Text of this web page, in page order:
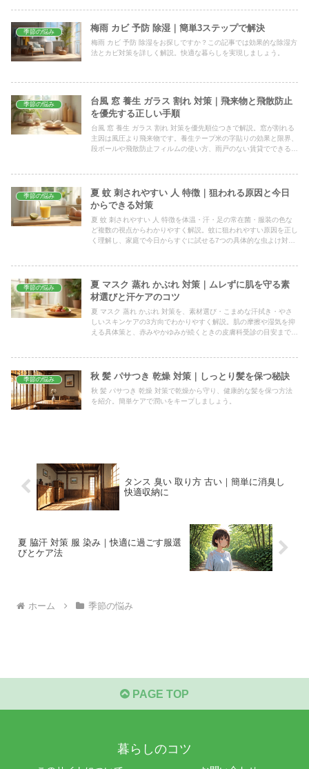
季節の悩み 梅雨 カビ 予防 除湿｜簡単3ステップで解決
梅雨 カビ 予防 除湿をお探しですか？この記事では効果的な除湿方
法とカビ対策を詳しく解説。快適な暮らしを実現しましょう。
季節の悩み
台風 窓 養生 ガラス 割れ 対策｜飛来物と飛散防止
を優先する正しい手順
台風 窓 養生 ガラス 割れ 対策を優先順位つきで解説。窓が割れる
主因は風圧より飛来物です。養生テープ米の字貼りの効果と限界、
段ボールや飛散防止フィルムの使い方、雨戸のない賃貸でできる工
季節の悩み
夏 蚊 刺されやすい 人 特徴｜狙われる原因と今日
からできる対策
夏 蚊 刺されやすい 人 特徴を体温・汗・足の常在菌・服装の色な
ど複数の視点からわかりやすく解説。蚊に狙われやすい原因を正し
く理解し、家庭で今日からすぐに試せる7つの具体的な虫よけ対策
季節の悩み
夏 マスク 蒸れ かぶれ 対策｜ムレずに肌を守る素
材選びと汗ケアのコツ
夏 マスク 蒸れ かぶれ 対策を、素材選び・こまめな汗拭き・やさ
しいスキンケアの3方向でわかりやすく解説。肌の摩擦や湿気を抑
える具体策と、赤みやかゆみが続くときの皮膚科受診の目安まで、
季節の悩み 秋 髪 パサつき 乾燥 対策｜しっとり髪を保つ秘訣
秋 髪 パサつき 乾燥 対策で乾燥から守り、健康的な髪を保つ方法
を紹介。簡単ケアで潤いをキープしましょう。
タンス 臭い 取り方 古い｜簡単に消臭し
快適収納に
夏 脇汗 対策 服 染み｜快適に過ごす服選
びとケア法
ホーム 季節の悩み
PAGE TOP
暮らしのコツ